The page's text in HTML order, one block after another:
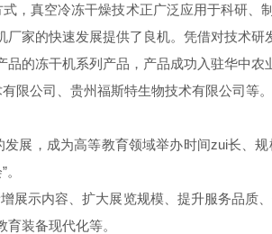
，真空冷冻干燥技术正广泛应用于科研
家的快速发展提供了良机。凭借对技术
的冻干机系列产品，产品成功入驻华中
限公司、贵州福斯特生物技术有限公司等。
展，成为高等教育领域举办时间zui长、
展示内容、扩大展览规模、提升服务品质
装备现代化等。